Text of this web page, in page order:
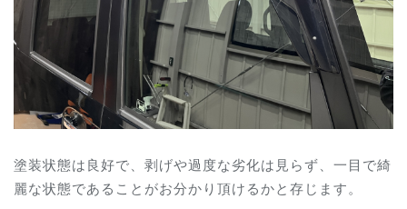
塗装状態は良好で、剥げや過度な劣化は見らず、一目で綺
麗な状態であることがお分かり頂けるかと存じます。